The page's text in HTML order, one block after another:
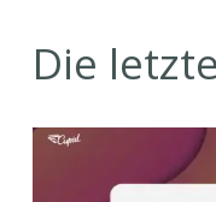
Die